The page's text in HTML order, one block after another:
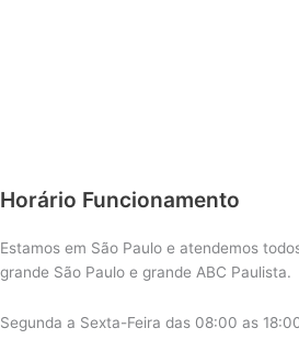
Horário Funcionamento
Estamos em São Paulo e atendemos
grande São Paulo e grande ABC Paulista.
Segunda a Sexta-Feira das 08:00 as